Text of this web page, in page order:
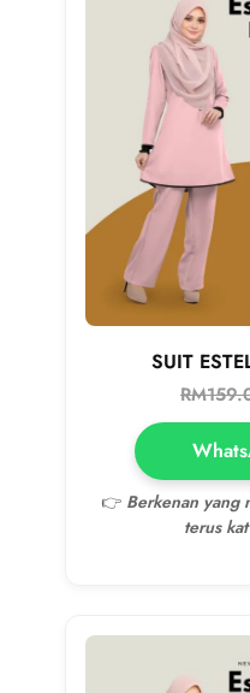
SUIT
RM
👉 Berkenan yang
terus